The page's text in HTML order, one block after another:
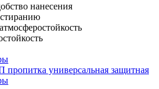
нанесения